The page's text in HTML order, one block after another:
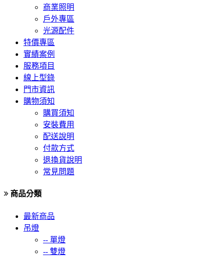
商業照明
戶外專區
光源配件
特價專區
實績案例
服務項目
線上型錄
門市資訊
購物須知
購買須知
安裝費用
配送說明
付款方式
退換貨說明
常見問題
商品分類
最新商品
吊燈
-- 單燈
-- 雙燈